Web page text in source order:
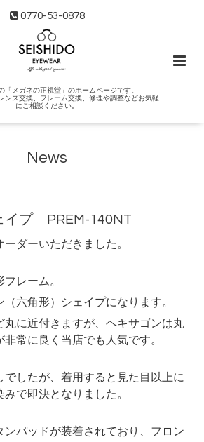
0770-53-0878
「メガネの正視堂」のホームページです。
ンズ交換、フレーム交換、修理や調整などお気軽
にご相談ください。
News
イプ PREM-140NT
ダーいただきました。
レーム。
六角形）シェイプになります。
に近付きますが、ヘキサゴンは丸
常に良く当店でも人気です。
でしたが、着用すると見た目以上に
で即決となりました。
ンパッドが装着されており、フロン